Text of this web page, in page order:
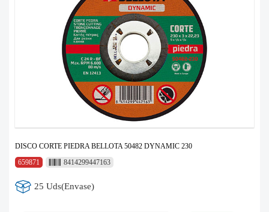
DISCO CORTE PIEDRA BELLOTA 50482 DYNAMIC 230
659871
8414299447163
25 Uds(Envase)